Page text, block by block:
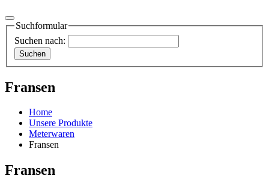
Suchformular
Suchen nach:
Fransen
Home
Unsere Produkte
Meterwaren
Fransen
Fransen